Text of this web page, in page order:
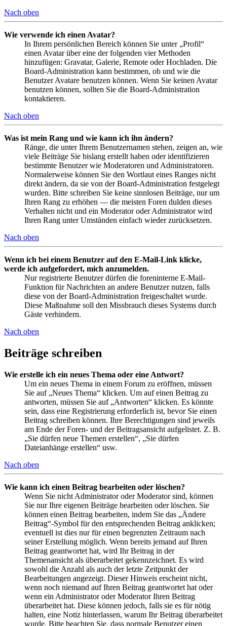
Nach oben
Wie verwende ich einen Avatar?
In Ihrem persönlichen Bereich können Sie unter „Profil“
einen Avatar über eine der folgenden vier Methoden
hinzufügen: Gravatar, Galerie, Remote oder Hochladen. Die
Board-Administration kann bestimmen, ob und wie die
Benutzer Avatare benutzen können. Wenn Sie keinen Avatar
benutzen können, sollten Sie die Board-Administration
kontaktieren.
Nach oben
Was ist mein Rang und wie kann ich ihn ändern?
Ränge, die unter Ihrem Benutzernamen stehen, zeigen an, wie
viele Beiträge Sie bislang erstellt haben oder identifizieren
bestimmte Benutzer wie Moderatoren und Administratoren.
Normalerweise können Sie den Wortlaut eines Ranges nicht
direkt ändern, da sie von der Board-Administration festgelegt
wurden. Bitte schreiben Sie keine sinnlosen Beiträge, nur um
Ihren Rang zu erhöhen — die meisten Foren dulden dieses
Verhalten nicht und ein Moderator oder Administrator wird
Ihren Rang unter Umständen einfach wieder zurücksetzen.
Nach oben
Wenn ich bei einem Benutzer auf den E-Mail-Link klicke,
werde ich aufgefordert, mich anzumelden.
Nur registrierte Benutzer dürfen die foreninterne E-Mail-
Funktion für Nachrichten an andere Benutzer nutzen, falls
diese von der Board-Administration freigeschaltet wurde.
Diese Maßnahme soll den Missbrauch dieses Systems durch
Gäste verhindern.
Nach oben
Beiträge schreiben
Wie erstelle ich ein neues Thema oder eine Antwort?
Um ein neues Thema in einem Forum zu eröffnen, müssen
Sie auf „Neues Thema“ klicken. Um auf einen Beitrag zu
antworten, müssen Sie auf „Antworten“ klicken. Es könnte
sein, dass eine Registrierung erforderlich ist, bevor Sie einen
Beitrag schreiben können. Ihre Berechtigungen sind jeweils
am Ende der Foren- und der Beitragsansicht aufgelistet. Z. B.
„Sie dürfen neue Themen erstellen“, „Sie dürfen
Dateianhänge erstellen“ usw.
Nach oben
Wie kann ich einen Beitrag bearbeiten oder löschen?
Wenn Sie nicht Administrator oder Moderator sind, können
Sie nur Ihre eigenen Beiträge bearbeiten oder löschen. Sie
können einen Beitrag bearbeiten, indem Sie das „Ändere
Beitrag“-Symbol für den entsprechenden Beitrag anklicken;
eventuell ist dies nur für einen begrenzten Zeitraum nach
seiner Erstellung möglich. Wenn bereits jemand auf Ihren
Beitrag geantwortet hat, wird Ihr Beitrag in der
Themenansicht als überarbeitet gekennzeichnet. Es wird
sowohl die Anzahl als auch der letzte Zeitpunkt der
Bearbeitungen angezeigt. Dieser Hinweis erscheint nicht,
wenn noch niemand auf Ihren Beitrag geantwortet hat oder
wenn ein Administrator oder Moderator Ihren Beitrag
überarbeitet hat. Diese können jedoch, falls sie es für nötig
halten, eine Notiz hinterlassen, warum Ihr Beitrag überarbeitet
wurde. Bitte beachten Sie, dass normale Benutzer einen